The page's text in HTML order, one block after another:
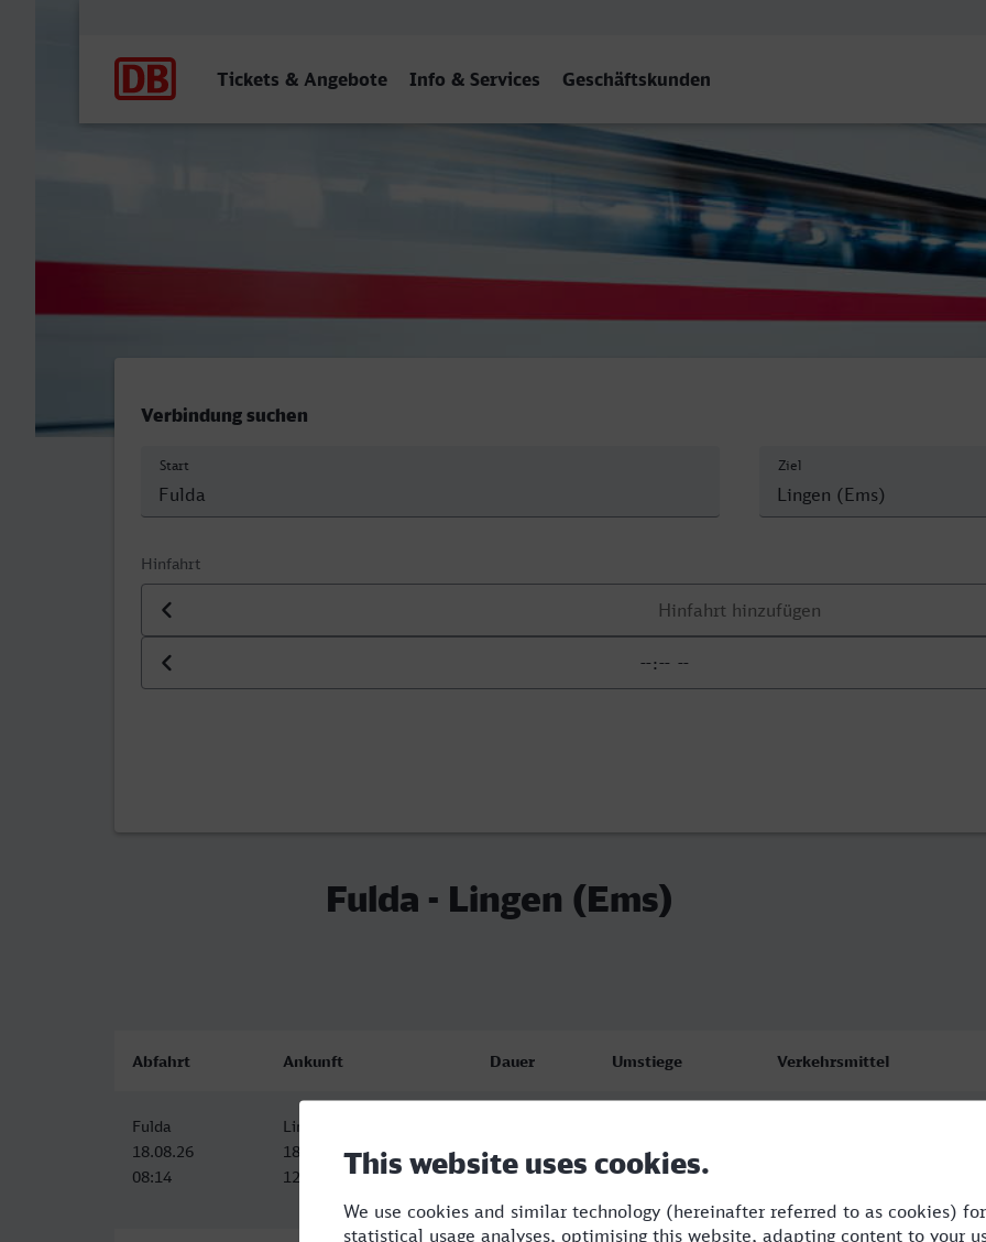
Tickets & Angebote Info & Services Geschäftskunden
Verbindung suchen
Start Ziel
Hinfahrt
Datum der Hinfahrt
Uhrzeit der Hinfahrt
Fulda - Lingen (Ems)
Abfahrt Ankunft Dauer Umstiege Verkehrsmittel
Fulda
18.08.26
08:14
Lingen (Ems)
18.08.26
12:21